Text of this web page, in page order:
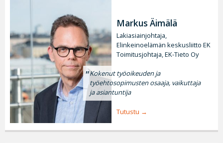
Markus Äimälä
Lakiasiainjohtaja,
Elinkeinoelämän keskusliitto EK
Toimitusjohtaja, EK-Tieto Oy
Kokenut työoikeuden ja
työehtosopimusten osaaja, vaikuttaja
ja asiantuntija
Tutustu